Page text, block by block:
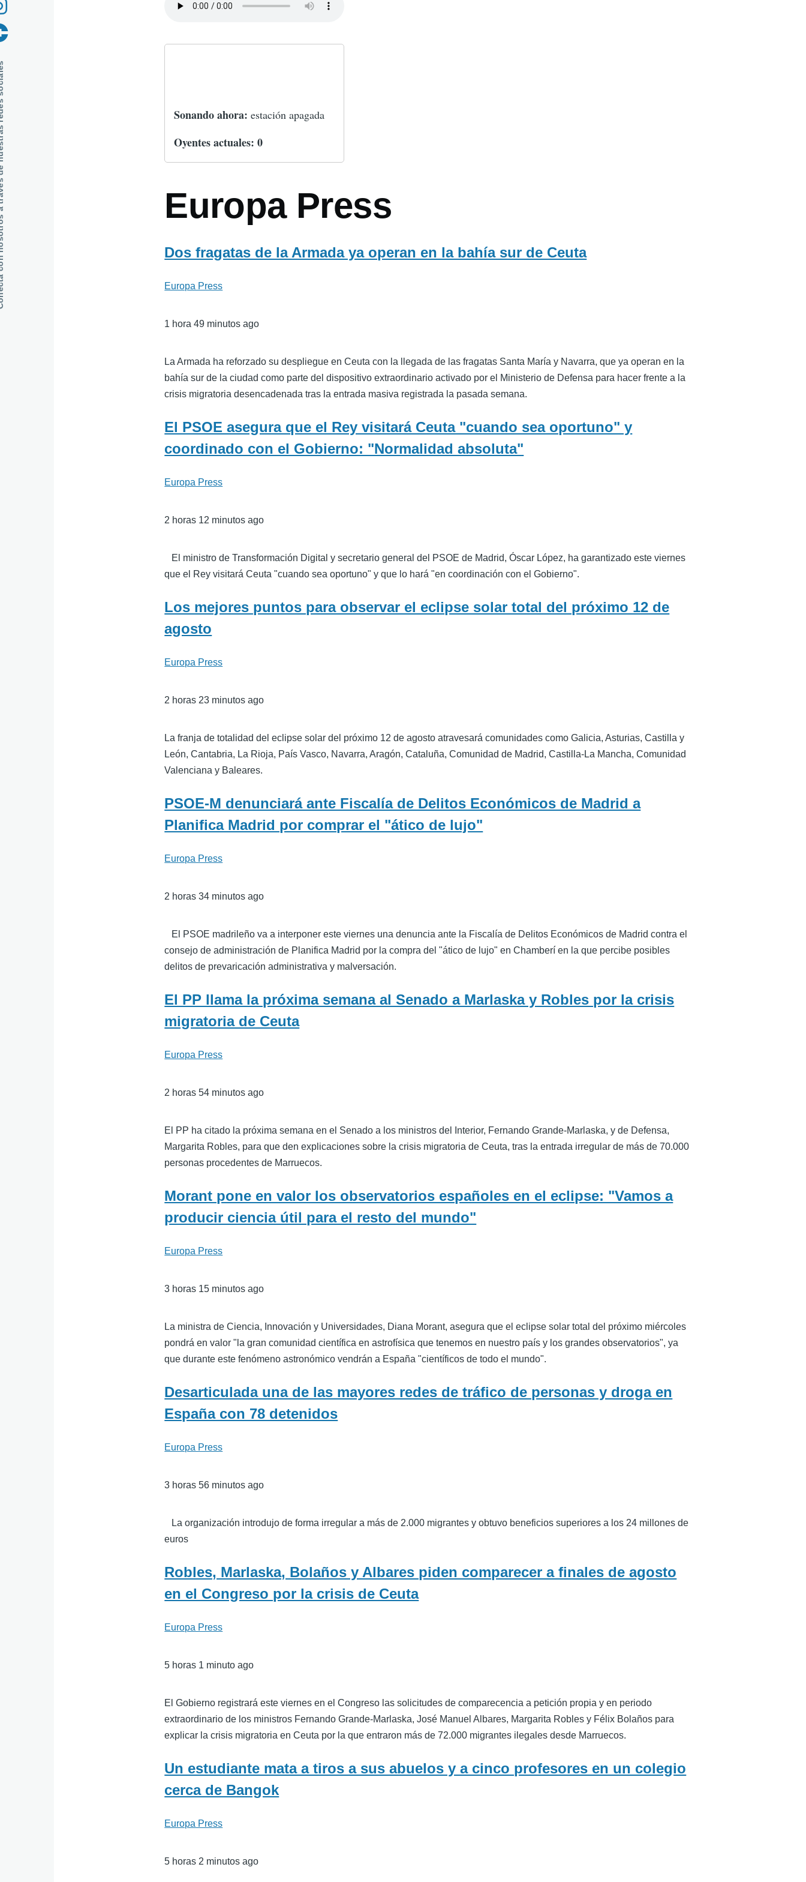
Sonando ahora:estación apagada
Oyentes actuales:0
Europa Press
Dos fragatas de la Armada ya operan en la bahía sur de Ceuta
Europa Press
1 hora 49 minutos ago
La Armada ha reforzado su despliegue en Ceuta con la llegada de las fragatas Santa María y Navarra, que ya operan en la
bahía sur de la ciudad como parte del dispositivo extraordinario activado por el Ministerio de Defensa para hacer frente a la
crisis migratoria desencadenada tras la entrada masiva registrada la pasada semana.
El PSOE asegura que el Rey visitará Ceuta "cuando sea oportuno" y
coordinado con el Gobierno: "Normalidad absoluta"
Europa Press
2 horas 12 minutos ago
El ministro de Transformación Digital y secretario general del PSOE de Madrid, Óscar López, ha garantizado este viernes
que el Rey visitará Ceuta "cuando sea oportuno" y que lo hará "en coordinación con el Gobierno".
Los mejores puntos para observar el eclipse solar total del próximo 12 de
agosto
Europa Press
2 horas 23 minutos ago
La franja de totalidad del eclipse solar del próximo 12 de agosto atravesará comunidades como Galicia, Asturias, Castilla y
León, Cantabria, La Rioja, País Vasco, Navarra, Aragón, Cataluña, Comunidad de Madrid, Castilla-La Mancha, Comunidad
Valenciana y Baleares.
PSOE-M denunciará ante Fiscalía de Delitos Económicos de Madrid a
Planifica Madrid por comprar el "ático de lujo"
Europa Press
2 horas 34 minutos ago
El PSOE madrileño va a interponer este viernes una denuncia ante la Fiscalía de Delitos Económicos de Madrid contra el
consejo de administración de Planifica Madrid por la compra del "ático de lujo" en Chamberí en la que percibe posibles
delitos de prevaricación administrativa y malversación.
El PP llama la próxima semana al Senado a Marlaska y Robles por la crisis
migratoria de Ceuta
Europa Press
2 horas 54 minutos ago
El PP ha citado la próxima semana en el Senado a los ministros del Interior, Fernando Grande-Marlaska, y de Defensa,
Margarita Robles, para que den explicaciones sobre la crisis migratoria de Ceuta, tras la entrada irregular de más de 70.000
personas procedentes de Marruecos.
Morant pone en valor los observatorios españoles en el eclipse: "Vamos a
producir ciencia útil para el resto del mundo"
Europa Press
3 horas 15 minutos ago
La ministra de Ciencia, Innovación y Universidades, Diana Morant, asegura que el eclipse solar total del próximo miércoles
pondrá en valor "la gran comunidad científica en astrofísica que tenemos en nuestro país y los grandes observatorios", ya
que durante este fenómeno astronómico vendrán a España "científicos de todo el mundo".
Desarticulada una de las mayores redes de tráfico de personas y droga en
España con 78 detenidos
Europa Press
3 horas 56 minutos ago
La organización introdujo de forma irregular a más de 2.000 migrantes y obtuvo beneficios superiores a los 24 millones de
euros
Robles, Marlaska, Bolaños y Albares piden comparecer a finales de agosto
en el Congreso por la crisis de Ceuta
Europa Press
5 horas 1 minuto ago
El Gobierno registrará este viernes en el Congreso las solicitudes de comparecencia a petición propia y en periodo
extraordinario de los ministros Fernando Grande-Marlaska, José Manuel Albares, Margarita Robles y Félix Bolaños para
explicar la crisis migratoria en Ceuta por la que entraron más de 72.000 migrantes ilegales desde Marruecos.
Un estudiante mata a tiros a sus abuelos y a cinco profesores en un colegio
cerca de Bangok
Europa Press
5 horas 2 minutos ago
sociales